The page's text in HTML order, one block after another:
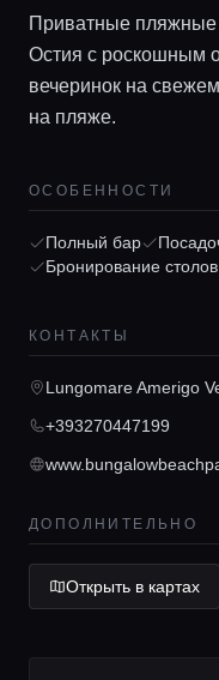
Гиды
Lifestyle
Приватные
Остия с роскошным
вечеринок на
на пляже.
ОСОБЕННОСТИ
Полный бар
Бронирование столов
КОНТАКТЫ
Lungomare Amerigo
+393270447199
ДОПОЛНИТЕЛЬНО
Открыть в картах